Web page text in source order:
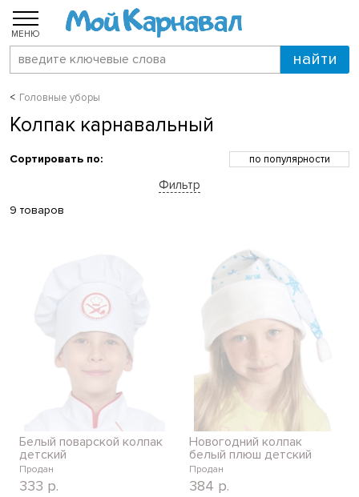
МЕНЮ
Головные уборы
Колпак карнавальный
Сортировать по:
по популярности
Фильтр
9 товаров
Белый поварской колпак
детский
Продан
333 р.
Новогодний колпак
белый плюш детский
Продан
384 р.